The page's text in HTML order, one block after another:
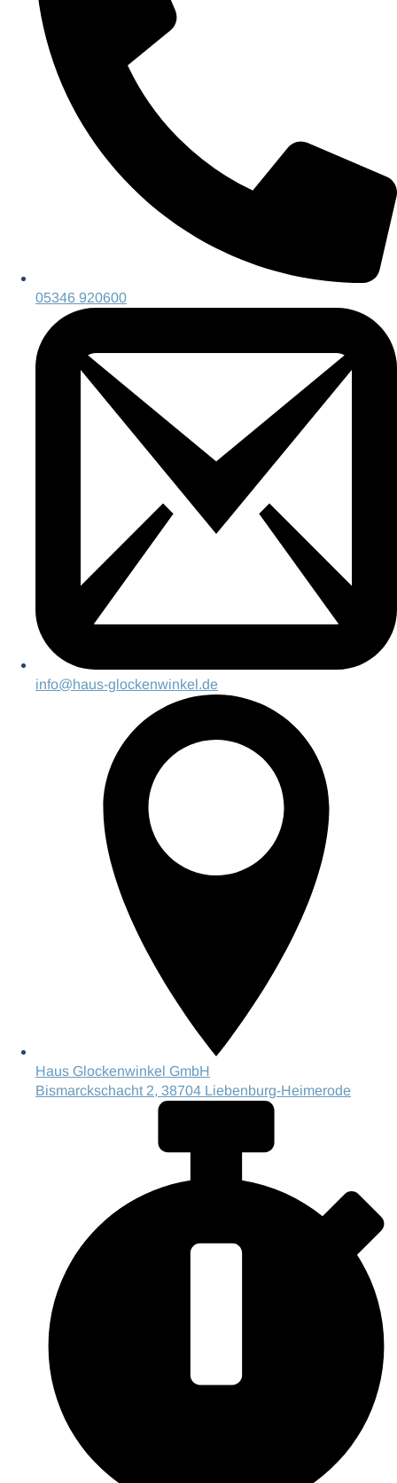
05346 920600
info@haus-glockenwinkel.de
Haus Glockenwinkel GmbH
Bismarckschacht 2, 38704 Liebenburg-Heimerode